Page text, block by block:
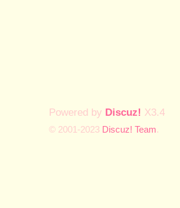
Powered by Discuz! X3.4
© 2001-2023 Discuz! Team.